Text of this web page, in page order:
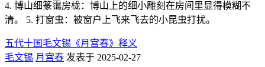
4. 博山细篆霭房栊：博山上的细小雕刻在房间里显得模糊不
清。 5. 打窗虫：被窗户上飞来飞去的小昆虫打扰。
五代十国毛文锡《月宫春》释义
毛文锡 月宫春 发表于 2025-02-27